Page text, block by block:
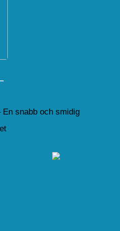
En snabb och smidig